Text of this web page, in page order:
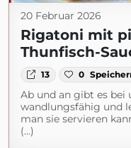
20 Februar 2026
Rigatoni mit
Thunfisch-
13 0
Ab und an gibt es bei
wandlungsfähig und
man sie servieren
(...)